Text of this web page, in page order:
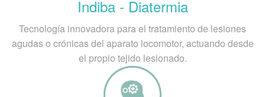
Indiba - Diatermia
Tecnología innovadora para el tratamiento de lesiones
agudas o crónicas del aparato locomotor, actuando desde
el propio tejido lesionado.